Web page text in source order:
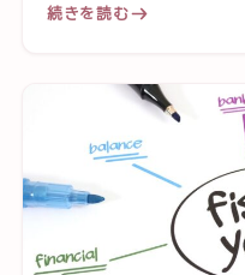
続きを読む